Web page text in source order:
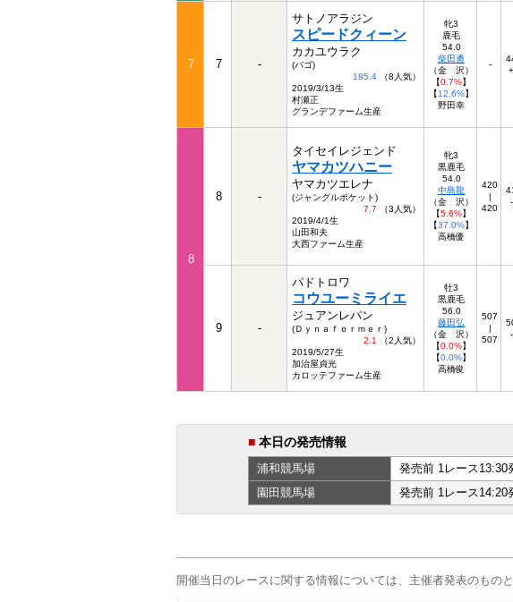
7 7 -
サトノアラジン
スピードクィーン
カカユウラク
(バゴ)
185.4 （8人気）
2019/3/13生
村瀬正
グランデファーム生産
牝3
鹿毛
54.0
柴田勇
（金 沢）
【0.7%】
【12.6%】
野田幸
-
8
8 -
タイセイレジェンド
ヤマカツハニー
ヤマカツエレナ
(ジャングルポケット)
7.7 （3人気）
2019/4/1生
山田和夫
大西ファーム生産
牝3
黒鹿毛
54.0
中島龍
（金 沢）
【5.6%】
【37.0%】
高橋優
420
|
420
9 -
パドトロワ
コウユーミライエ
ジュアンレパン
(Ｄｙｎａｆｏｒｍｅｒ)
2.1
（2人気）
2019/5/27生
加治屋貞光
カロッテファーム生産
牡3
黒鹿毛
56.0
藤田弘
（金 沢）
【0.0%】
【0.0%】
高橋俊
507
|
507
■ 本日の発売情報
浦和競馬場 発売前 1レース13:30
園田競馬場 発売前 1レース14:20
開催当日のレースに関する情報については、主催者発表のものと